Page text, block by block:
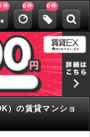
件 0件 0件
）の賃貸マンショ